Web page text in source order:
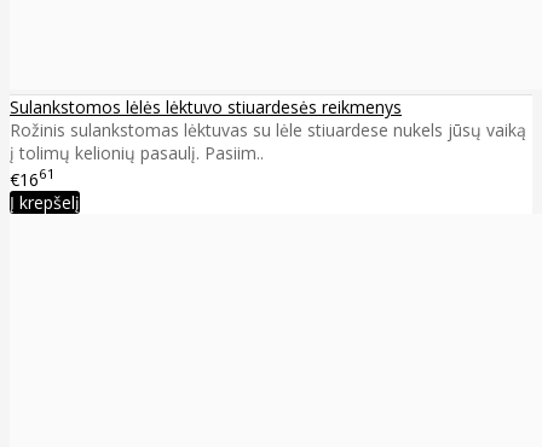
Sulankstomos lėlės lėktuvo stiuardesės reikmenys
Rožinis sulankstomas lėktuvas su lėle stiuardese nukels jūsų vaiką
į tolimų kelionių pasaulį. Pasiim..
€1661
Į krepšelį